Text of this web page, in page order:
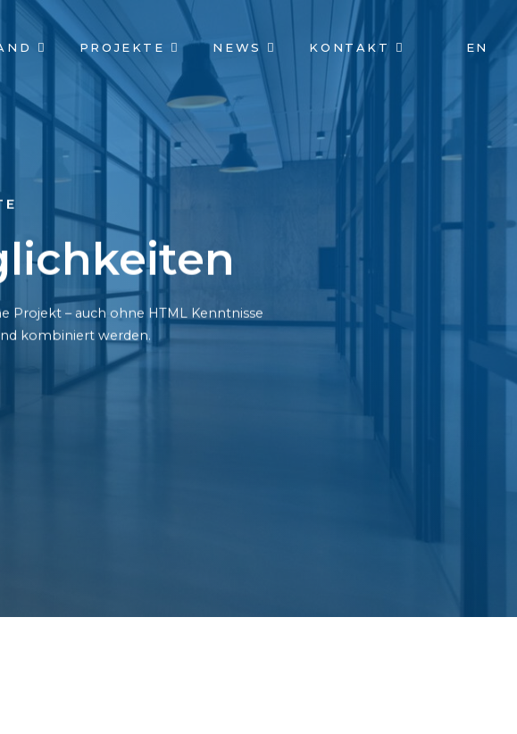
PROJEKTE NEWS KONTAKT EN
Projekt – auch ohne HTML Kenntnisse
kombiniert werden.